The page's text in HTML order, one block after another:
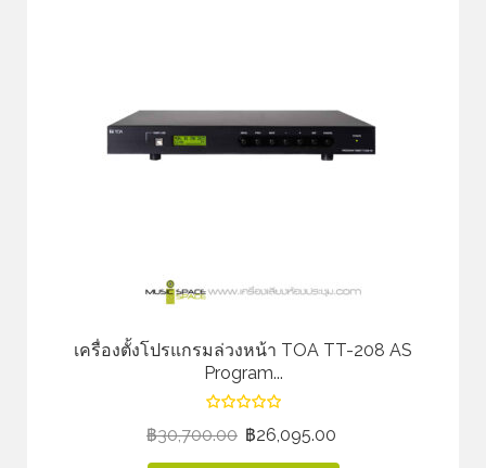
เครื่องตั้งโปรแกรมล่วงหน้า TOA TT-208 AS
Program...
฿30,700.00 ฿26,095.00